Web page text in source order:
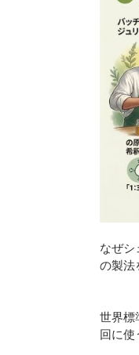
なぜシ
の製法
世界標
回に使